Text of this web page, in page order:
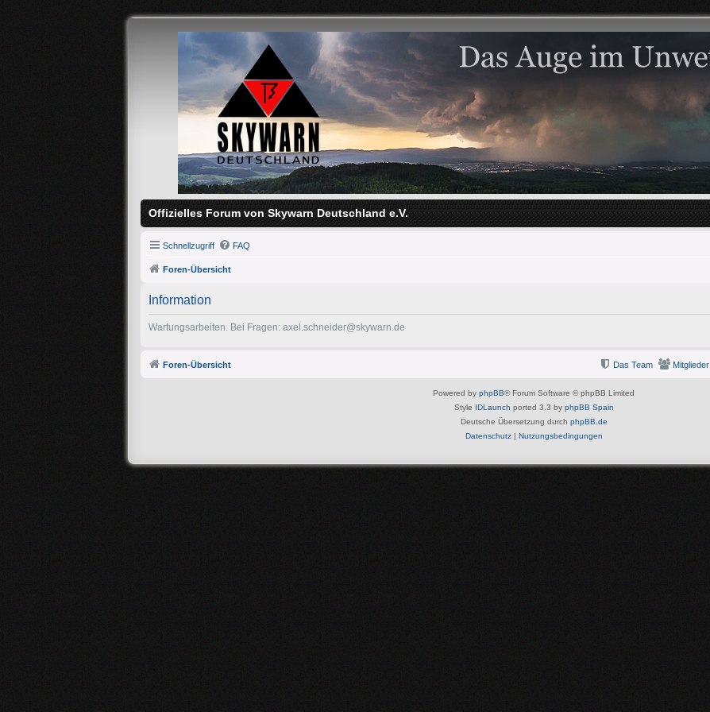
Offizielles Forum von Skywarn Deutschland e.V.
Schnellzugriff FAQ
Foren-Übersicht
Information
Wartungsarbeiten. Bei Fragen: axel.schneider@skywarn.de
Foren-Übersicht Mitglieder
Das Team
Powered by phpBB® Forum Software © phpBB Limited
Style IDLaunch ported 3.3 by phpBB Spain
Deutsche Übersetzung durch phpBB.de
Datenschutz| Nutzungsbedingungen